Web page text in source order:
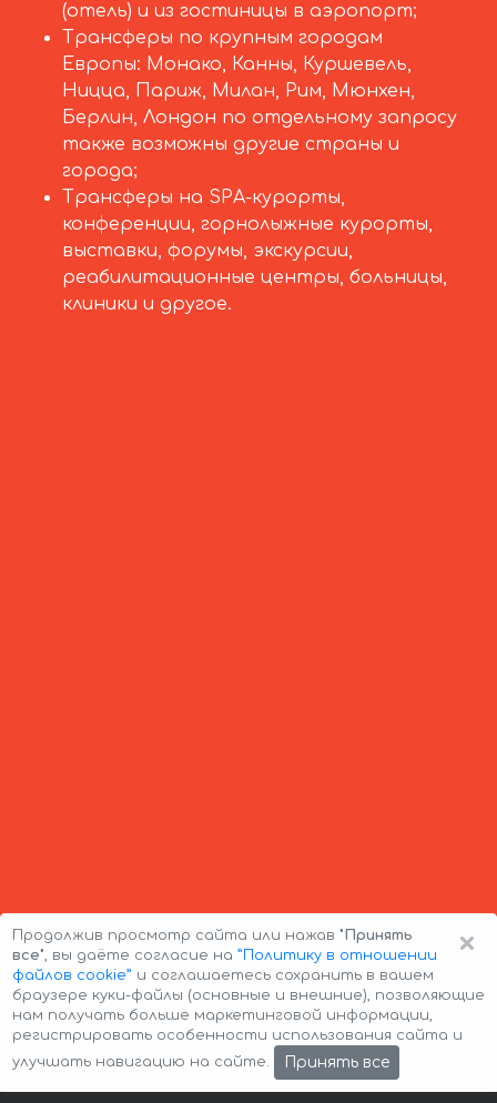
(отель) и из гостиницы в аэропорт;
Трансферы по крупным городам
Европы: Монако, Канны, Куршевель,
Ницца, Париж, Милан, Рим, Мюнхен,
Берлин, Лондон по отдельному запросу
также возможны другие страны и
города;
Трансферы на SPA-курорты,
конференции, горнолыжные курорты,
выставки, форумы, экскурсии,
реабилитационные центры, больницы,
клиники и другое.
Авторские права © 2026 Авто-Аренда Cookie Policy
×
Продолжив просмотр сайта или нажав "Принять
все", вы даёте согласие на ”Политику в отношении
файлов cookie” и соглашаетесь сохранить в вашем
браузере куки-файлы (основные и внешние), позволяющие
нам получать больше маркетинговой информации,
регистрировать особенности использования сайта и
улучшать навигацию на сайте.
Принять все